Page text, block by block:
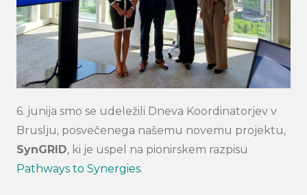
6. junija smo se udeležili Dneva Koordinatorjev v
Bruslju, posvečenega našemu novemu projektu,
SynGRID, ki je uspel na pionirskem razpisu
Pathways to Synergies.